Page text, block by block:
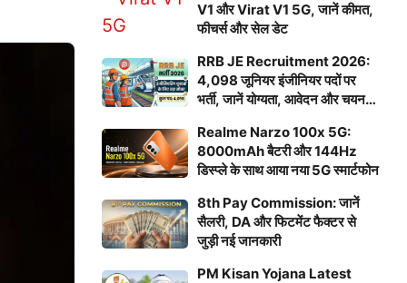
V1 और Virat V1 5G, जानें कीमत,
फीचर्स और सेल डेट
RRB JE Recruitment 2026:
4,098 जूनियर इंजीनियर पदों पर
भर्ती, जानें योग्यता, आवेदन और चयन
Realme Narzo 100x 5G:
8000mAh बैटरी और 144Hz
डिस्प्ले के साथ आया नया 5G स्मार्टफोन
8th Pay Commission: जानें
सैलरी, DA और फिटमेंट फैक्टर से
जुड़ी नई जानकारी
PM Kisan Yojana Latest